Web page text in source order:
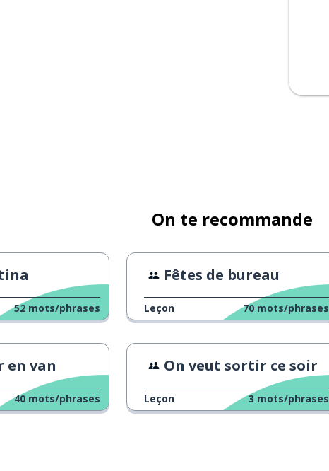
On te recommande
52 mots/phrases
Fêtes de bureau
Leçon 70 mots/phrases
en van
40 mots/phrases
On veut sortir ce soir
Leçon 3 mots/phrases